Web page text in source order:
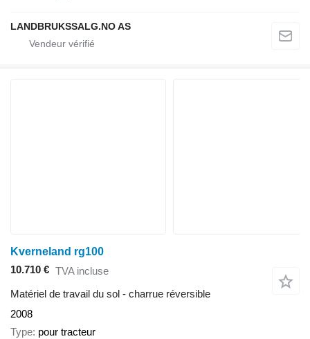
LANDBRUKSSALG.NO AS
Kverneland rg100
10.710 € TVA incluse
Matériel de travail du sol - charrue réversible
2008
Type pour tracteur